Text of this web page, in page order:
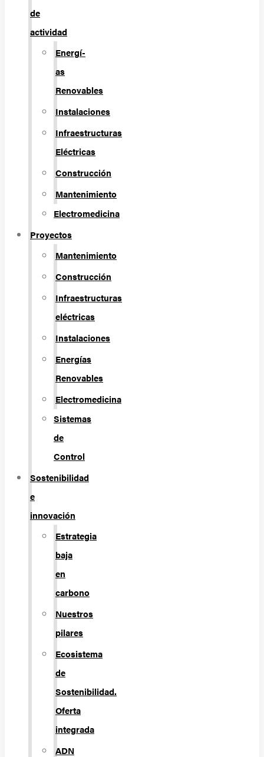
de
actividad
Energí­
as
Renovables
Instalaciones
Infraestructuras
Eléctricas
Construcción
Mantenimiento
Electromedicina
Proyectos
Mantenimiento
Construcción
Infraestructuras
eléctricas
Instalaciones
Energías
Renovables
Electromedicina
Sistemas
de
Control
Sostenibilidad
e
innovación
Estrategia
baja
en
carbono
Nuestros
pilares
Ecosistema
de
Sostenibilidad.
Oferta
integrada
ADN